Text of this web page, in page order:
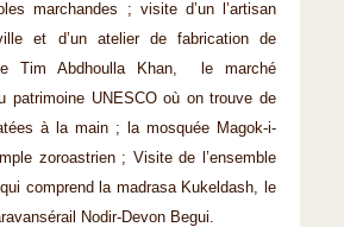
marchandes ; visite d’un l’artisan
et d’un atelier de fabrication de
Tim Abdhoulla Khan, le marché
patrimoine UNESCO où on trouve de
à la main ; la mosquée Magok-i-
zoroastrien ; Visite de l’ensemble
comprend la madrasa Kukeldash, le
Nodir-Devon Begui.